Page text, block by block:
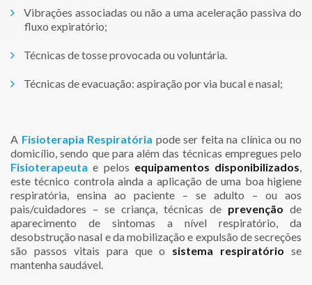
Vibrações associadas ou não a uma aceleração passiva do
fluxo expiratório;
Técnicas de tosse provocada ou voluntária.
Técnicas de evacuação: aspiração por via bucal e nasal;
A Fisioterapia Respiratória pode ser feita na clínica ou no
domicílio, sendo que para além das técnicas empregues pelo
Fisioterapeuta e pelos equipamentos disponibilizados
este técnico controla ainda a aplicação de uma boa higiene
respiratória, ensina ao paciente – se adulto – ou aos
pais/cuidadores – se criança, técnicas de prevenção de
aparecimento de sintomas a nível respiratório, da
desobstrução nasal e da mobilização e expulsão de secreções
são passos vitais para que o sistema respiratório se
mantenha saudável.